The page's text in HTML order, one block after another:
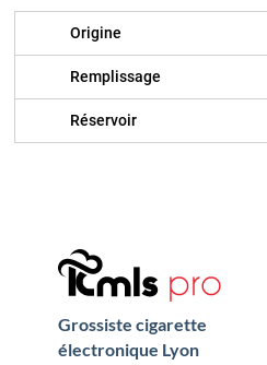
Origine
Remplissage
Réservoir
Grossiste cigarette
électronique Lyon